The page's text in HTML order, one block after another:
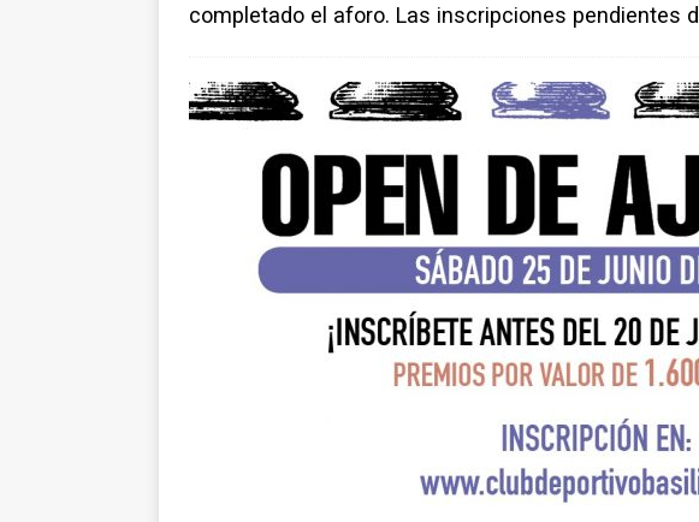
completado el aforo. Las inscripciones pendientes